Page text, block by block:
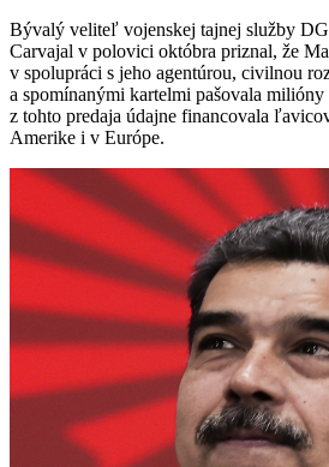
Bývalý veliteľ vojenskej tajnej služby
Carvajal v polovici októbra priznal, že
v spolupráci s jeho agentúrou, civilnou
a spomínanými kartelmi pašovala
z tohto predaja údajne financovala
Amerike i v Európe.